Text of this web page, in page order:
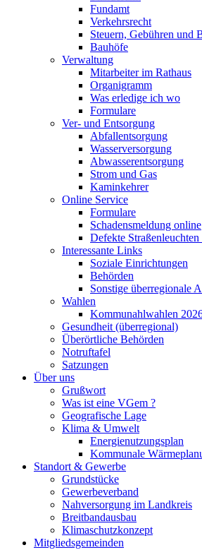
Fundamt
Verkehrsrecht
Steuern, Gebühren und
Bauhöfe
Verwaltung
Mitarbeiter im Rathaus
Organigramm
Was erledige ich wo
Formulare
Ver- und Entsorgung
Abfallentsorgung
Wasserversorgung
Abwasserentsorgung
Strom und Gas
Kaminkehrer
Online Service
Formulare
Schadensmeldung online
Defekte Straßenleuchten
Interessante Links
Soziale Einrichtungen
Behörden
Sonstige überregionale
Wahlen
Kommunahlwahlen
Gesundheit (überregional)
Überörtliche Behörden
Notruftafel
Satzungen
Über uns
Grußwort
Was ist eine VGem ?
Geografische Lage
Klima & Umwelt
Energienutzungsplan
Kommunale
Standort & Gewerbe
Grundstücke
Gewerbeverband
Nahversorgung im Landkreis
Breitbandausbau
Klimaschutzkonzept
Mitgliedsgemeinden